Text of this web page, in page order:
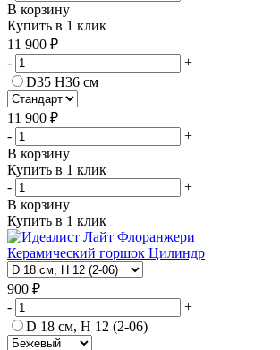
В корзину
Купить в 1 клик
11 900 ₽
-
+
D35 H36 см
11 900 ₽
-
+
В корзину
Купить в 1 клик
-
+
В корзину
Купить в 1 клик
Керамический горшок Цилиндр
900 ₽
-
+
D 18 см, H 12 (2-06)